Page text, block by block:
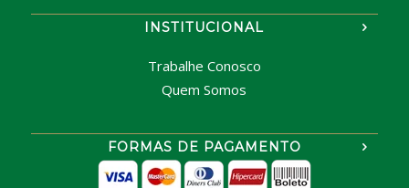
INSTITUCIONAL
Trabalhe Conosco
Quem Somos
FORMAS DE PAGAMENTO